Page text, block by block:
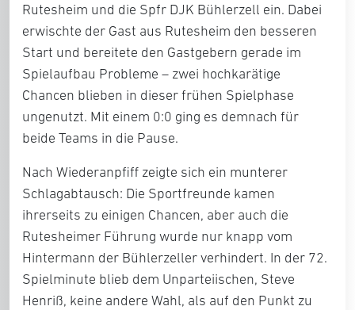
Rutesheim und die Spfr DJK Bühlerzell ein. Dabei
erwischte der Gast aus Rutesheim den besseren
Start und bereitete den Gastgebern gerade im
Spielaufbau Probleme – zwei hochkarätige
Chancen blieben in dieser frühen Spielphase
ungenutzt. Mit einem 0:0 ging es demnach für
beide Teams in die Pause.
Nach Wiederanpfiff zeigte sich ein munterer
Schlagabtausch: Die Sportfreunde kamen
ihrerseits zu einigen Chancen, aber auch die
Rutesheimer Führung wurde nur knapp vom
Hintermann der Bühlerzeller verhindert. In der 72.
Spielminute blieb dem Unparteiischen, Steve
Henriß, keine andere Wahl, als auf den Punkt zu